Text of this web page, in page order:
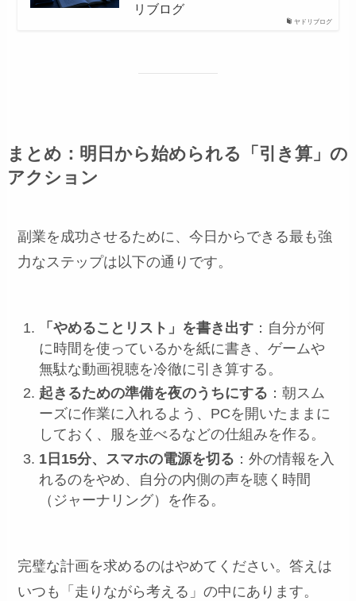
ヤドリブログ
リブログ
まとめ：明日から始められる「引き算」の
アクション
副業を成功させるために、今日からできる最も強
力なステップは以下の通りです。
「やめることリスト」を書き出す ：自分が何
に時間を使っているかを紙に書き、ゲームや
無駄な動画視聴を冷徹に引き算する。
起きるための準備を夜のうちにする ：朝スム
ーズに作業に入れるよう、PCを開いたままに
しておく、服を並べるなどの仕組みを作る。
1日15分、スマホの電源を切る ：外の情報を入
れるのをやめ、自分の内側の声を聴く時間
（ジャーナリング）を作る。
完璧な計画を求めるのはやめてください。答えは
いつも「走りながら考える」の中にあります。